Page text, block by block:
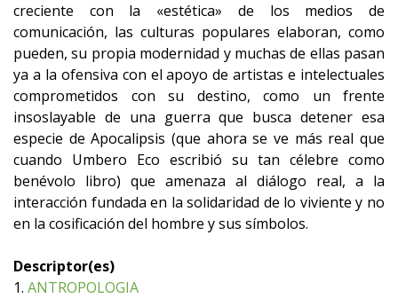
creciente con la «estética» de los medios de
comunicación, las culturas populares elaboran, como
pueden, su propia modernidad y muchas de ellas pasan
ya a la ofensiva con el apoyo de artistas e intelectuales
comprometidos con su destino, como un frente
insoslayable de una guerra que busca detener esa
especie de Apocalipsis (que ahora se ve más real que
cuando Umbero Eco escribió su tan célebre como
benévolo libro) que amenaza al diálogo real, a la
interacción fundada en la solidaridad de lo viviente y no
en la cosificación del hombre y sus símbolos.
Descriptor(es)
1. ANTROPOLOGIA